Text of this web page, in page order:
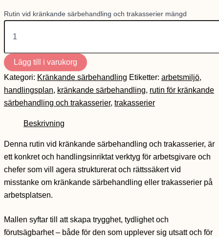
Rutin vid kränkande särbehandling och trakasserier mängd
Lägg till i varukorg
Kategori: Kränkande särbehandling Etiketter: arbetsmiljö,
handlingsplan, kränkande särbehandling, rutin för kränkande
särbehandling och trakasserier, trakasserier
Beskrivning
Denna rutin vid kränkande särbehandling och trakasserier, är
ett konkret och handlingsinriktat verktyg för arbetsgivare och
chefer som vill agera strukturerat och rättssäkert vid
misstanke om kränkande särbehandling eller trakasserier på
arbetsplatsen.
Mallen syftar till att skapa trygghet, tydlighet och
förutsägbarhet – både för den som upplever sig utsatt och för